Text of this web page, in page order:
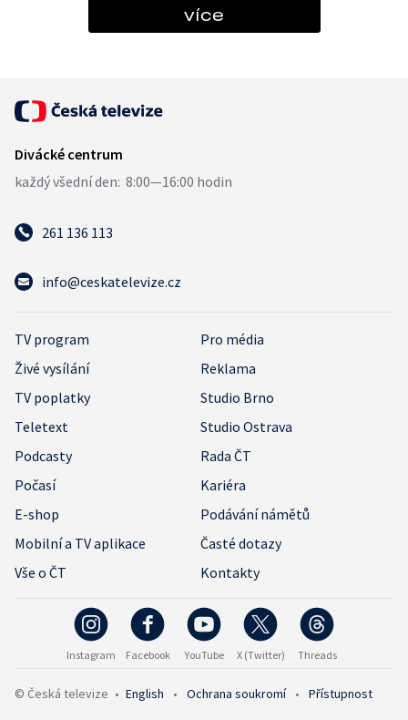
více
261 136 113
info@ceskatelevize.cz
TV program
Pro média
Živé vysílání
Reklama
TV poplatky
Studio Brno
Teletext
Studio Ostrava
Podcasty
Rada ČT
Počasí
Kariéra
E-shop
Podávání námětů
Mobilní a TV aplikace
Časté dotazy
Vše o ČT
Kontakty
Instagram Facebook YouTube X (Twitter) Threads
© Česká televize • English • Ochrana soukromí • Přístupnost